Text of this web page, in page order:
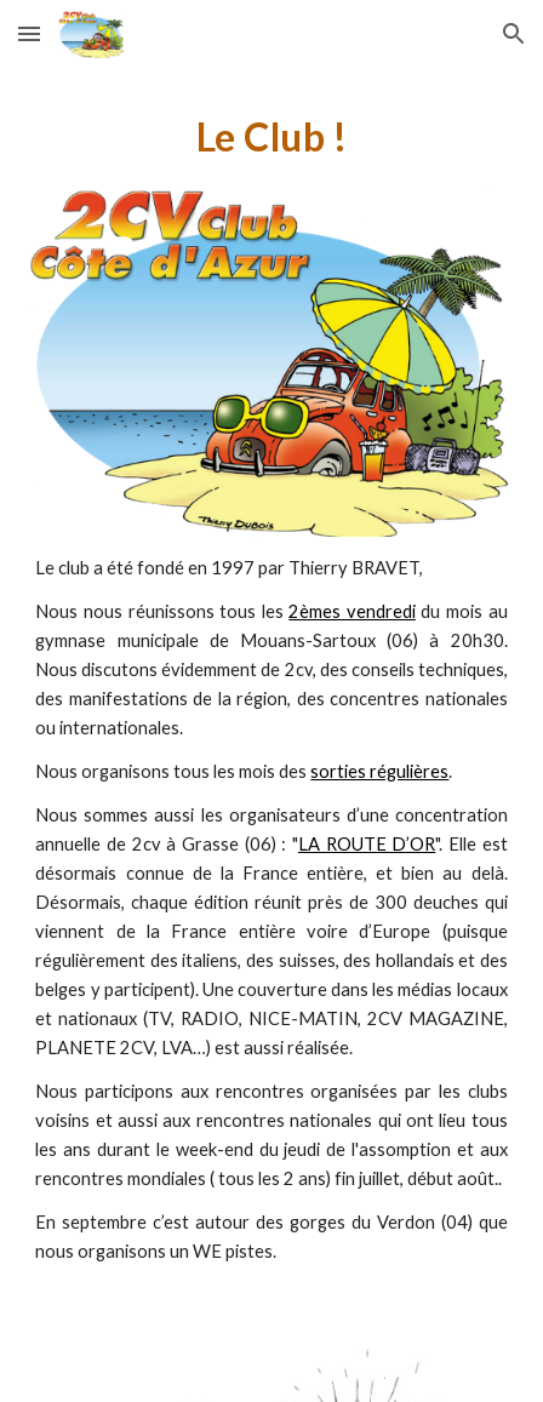
Skip to main content Skip to navigation
Le Club !
Le club a été fondé en 1997 par Thierry BRAVET,
Nous nous réunissons tous les2èmes vendredidu mois au
gymnase municipale de Mouans-Sartoux (06) à 20h30.
Nous discutons évidemment de 2cv, des conseils techniques,
des manifestations de la région, des concentres nationales
ou internationales.
Nous organisons tous les mois dessorties régulières.
Nous sommes aussi les organisateurs d’une concentration
annuelle de 2cv à Grasse (06) : "LA ROUTE D’OR". Elle est
désormais connue de la France entière, et bien au delà.
Désormais, chaque édition réunit près de 300 deuches qui
viennent de la France entière voire d’Europe (puisque
régulièrement des italiens, des suisses, des hollandais et des
belges y participent). Une couverture dans les médias locaux
et nationaux (TV, RADIO, NICE-MATIN, 2CV MAGAZINE,
PLANETE 2CV, LVA…) est aussi réalisée.
Nous participons aux rencontres organisées par les clubs
voisins et aussi aux rencontres nationales qui ont lieu tous
les ans durant le week-end du jeudi de l'assomption et aux
rencontres mondiales ( tous les 2 ans) fin juillet, début août..
En septembre c’est autour des gorges du Verdon (04) que
nous organisons un WE pistes.